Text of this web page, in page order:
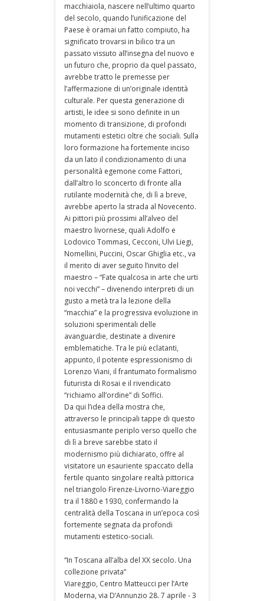
macchiaiola, nascere nell’ultimo quarto
del secolo, quando l’unificazione del
Paese è oramai un fatto compiuto, ha
significato trovarsi in bilico tra un
passato vissuto all’insegna del nuovo e
un futuro che, proprio da quel passato,
avrebbe tratto le premesse per
l’affermazione di un’originale identità
culturale. Per questa generazione di
artisti, le idee si sono definite in un
momento di transizione, di profondi
mutamenti estetici oltre che sociali. Sulla
loro formazione ha fortemente inciso
da un lato il condizionamento di una
personalità egemone come Fattori,
dall’altro lo sconcerto di fronte alla
rutilante modernità che, di lì a breve,
avrebbe aperto la strada al Novecento.
Ai pittori più prossimi all’alveo del
maestro livornese, quali Adolfo e
Lodovico Tommasi, Cecconi, Ulvi Liegi,
Nomellini, Puccini, Oscar Ghiglia etc., va
il merito di aver seguito l’invito del
maestro – “Fate qualcosa in arte che urti
noi vecchi” – divenendo interpreti di un
gusto a metà tra la lezione della
“macchia” e la progressiva evoluzione in
soluzioni sperimentali delle
avanguardie, destinate a divenire
emblematiche. Tra le più eclatanti,
appunto, il potente espressionismo di
Lorenzo Viani, il frantumato formalismo
futurista di Rosai e il rivendicato
“richiamo all’ordine” di Soffici.
Da qui l’idea della mostra che,
attraverso le principali tappe di questo
entusiasmante periplo verso quello che
di lì a breve sarebbe stato il
modernismo più dichiarato, offre al
visitatore un esauriente spaccato della
fertile quanto singolare realtà pittorica
nel triangolo Firenze-Livorno-Viareggio
tra il 1880 e 1930, confermando la
centralità della Toscana in un’epoca così
fortemente segnata da profondi
mutamenti estetico-sociali.
“In Toscana all’alba del XX secolo. Una
collezione privata”
Viareggio, Centro Matteucci per l’Arte
Moderna, via D’Annunzio 28. 7 aprile - 3